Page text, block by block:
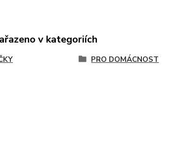
v kategoriích
PRO DOMÁCNOST